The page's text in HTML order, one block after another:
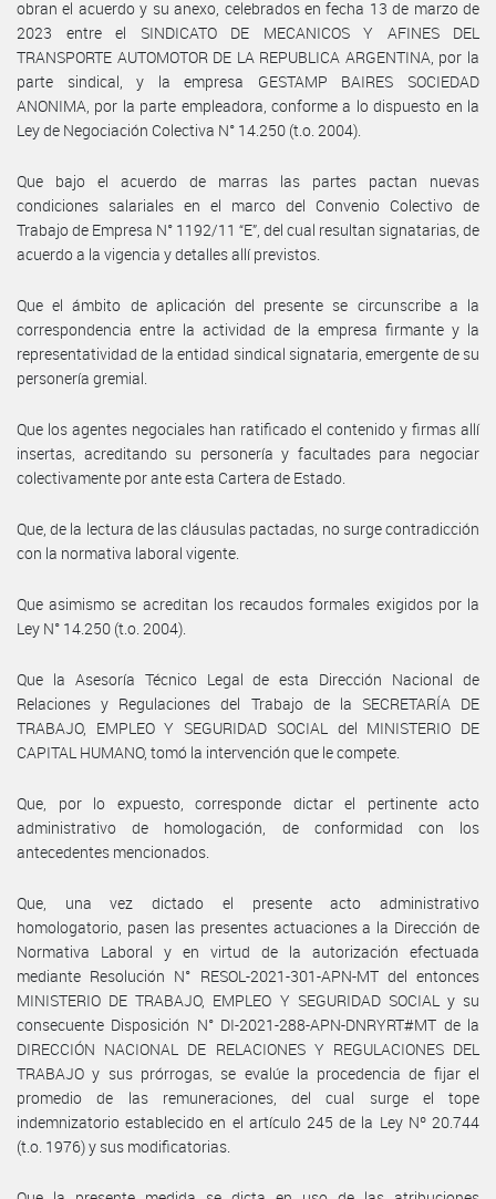
obran el acuerdo y su anexo, celebrados en fecha 13 de marzo de
2023 entre el SINDICATO DE MECANICOS Y AFINES DEL
TRANSPORTE AUTOMOTOR DE LA REPUBLICA ARGENTINA, por la
parte sindical, y la empresa GESTAMP BAIRES SOCIEDAD
ANONIMA, por la parte empleadora, conforme a lo dispuesto en la
Ley de Negociación Colectiva N° 14.250 (t.o. 2004).
Que bajo el acuerdo de marras las partes pactan nuevas
condiciones salariales en el marco del Convenio Colectivo de
Trabajo de Empresa N° 1192/11 “E”, del cual resultan signatarias, de
acuerdo a la vigencia y detalles allí previstos.
Que el ámbito de aplicación del presente se circunscribe a la
correspondencia entre la actividad de la empresa firmante y la
representatividad de la entidad sindical signataria, emergente de su
personería gremial.
Que los agentes negociales han ratificado el contenido y firmas allí
insertas, acreditando su personería y facultades para negociar
colectivamente por ante esta Cartera de Estado.
Que, de la lectura de las cláusulas pactadas, no surge contradicción
con la normativa laboral vigente.
Que asimismo se acreditan los recaudos formales exigidos por la
Ley N° 14.250 (t.o. 2004).
Que la Asesoría Técnico Legal de esta Dirección Nacional de
Relaciones y Regulaciones del Trabajo de la SECRETARÍA DE
TRABAJO, EMPLEO Y SEGURIDAD SOCIAL del MINISTERIO DE
CAPITAL HUMANO, tomó la intervención que le compete.
Que, por lo expuesto, corresponde dictar el pertinente acto
administrativo de homologación, de conformidad con los
antecedentes mencionados.
Que, una vez dictado el presente acto administrativo
homologatorio, pasen las presentes actuaciones a la Dirección de
Normativa Laboral y en virtud de la autorización efectuada
mediante Resolución N° RESOL-2021-301-APN-MT del entonces
MINISTERIO DE TRABAJO, EMPLEO Y SEGURIDAD SOCIAL y su
consecuente Disposición N° DI-2021-288-APN-DNRYRT#MT de la
DIRECCIÓN NACIONAL DE RELACIONES Y REGULACIONES DEL
TRABAJO y sus prórrogas, se evalúe la procedencia de fijar el
promedio de las remuneraciones, del cual surge el tope
indemnizatorio establecido en el artículo 245 de la Ley Nº 20.744
(t.o. 1976) y sus modificatorias.